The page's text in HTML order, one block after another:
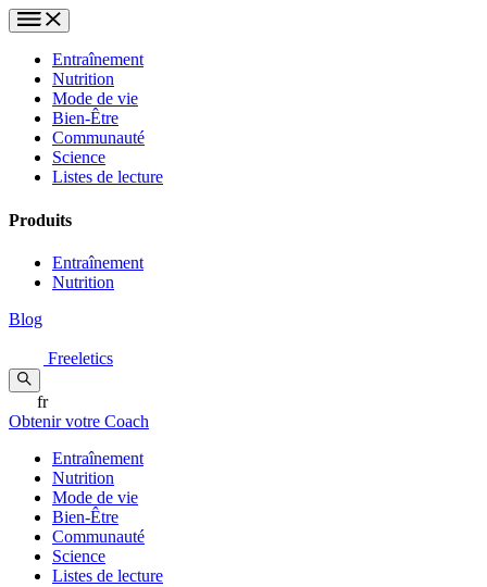
Entraînement
Nutrition
Mode de vie
Bien-Être
Communauté
Science
Listes de lecture
Produits
Entraînement
Nutrition
Blog
Freeletics
fr
Obtenir votre Coach
Entraînement
Nutrition
Mode de vie
Bien-Être
Communauté
Science
Listes de lecture